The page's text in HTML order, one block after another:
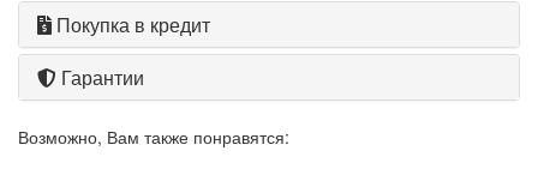
Покупка в кредит
Гарантии
Возможно, Вам также понравятся: